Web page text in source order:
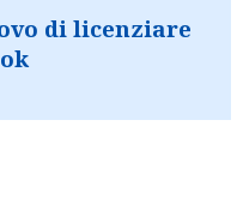
di licenziare